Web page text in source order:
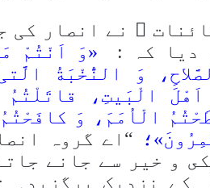
نے انصار کی
دیا کہ : «وَ اَنْتُمْ
وَ النُّخْبَةُ
اَهْلَ الْبَیتِ،
الْاُمَمَ، وَ
“اے گروہ
و خیر سے جانے
نزدیک برگزیدہ